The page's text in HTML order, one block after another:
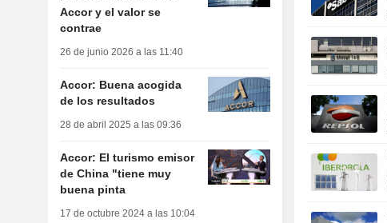
Accor y el valor se
contrae
26 de junio 2026 a las 11:40
Accor: Buena acogida
de los resultados
28 de abril 2025 a las 09:36
Accor: El turismo emisor
de China "tiene muy
buena pinta
17 de octubre 2024 a las 10:04